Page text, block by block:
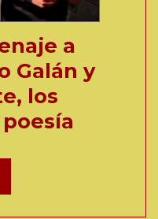
a
Galán y
los